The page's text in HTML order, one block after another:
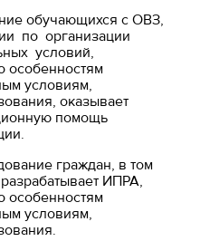
обучающихся с ОВЗ,
по организации
условий,
особенностям
условиям,
оказывает
помощь
граждан, в том
ИПРА,
особенностям
условиям,